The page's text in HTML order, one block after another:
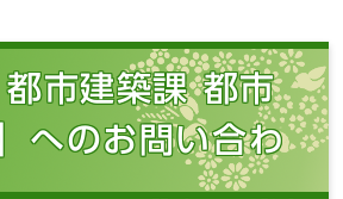
都市建築課 都市
へのお問い合わ